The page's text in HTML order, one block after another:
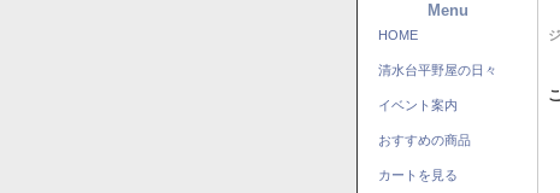
Menu
HOME
清水台平野屋の日々
イベント案内
おすすめの商品
カートを見る